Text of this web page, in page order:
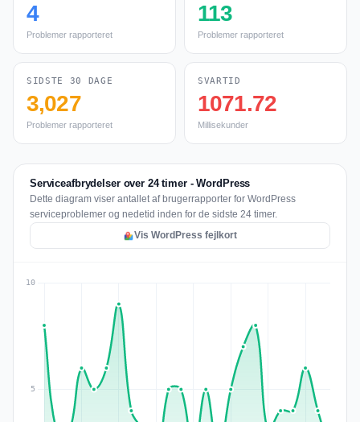
4
Problemer rapporteret
113
Problemer rapporteret
SIDSTE 30 DAGE
3,027
Problemer rapporteret
SVARTID
1071.72
Millisekunder
Serviceafbrydelser over 24 timer - WordPress
Dette diagram viser antallet af brugerrapporter for WordPress
serviceproblemer og nedetid inden for de sidste 24 timer.
Vis WordPress fejlkort